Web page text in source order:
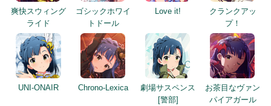
爽快スウィング
ライド
ゴシックホワイ
トドール
Love it!
クランクアッ
プ！
UNI-ONAIR Chrono-Lexica
劇場サスペンス
[警部]
お茶目なヴァン
パイアガール